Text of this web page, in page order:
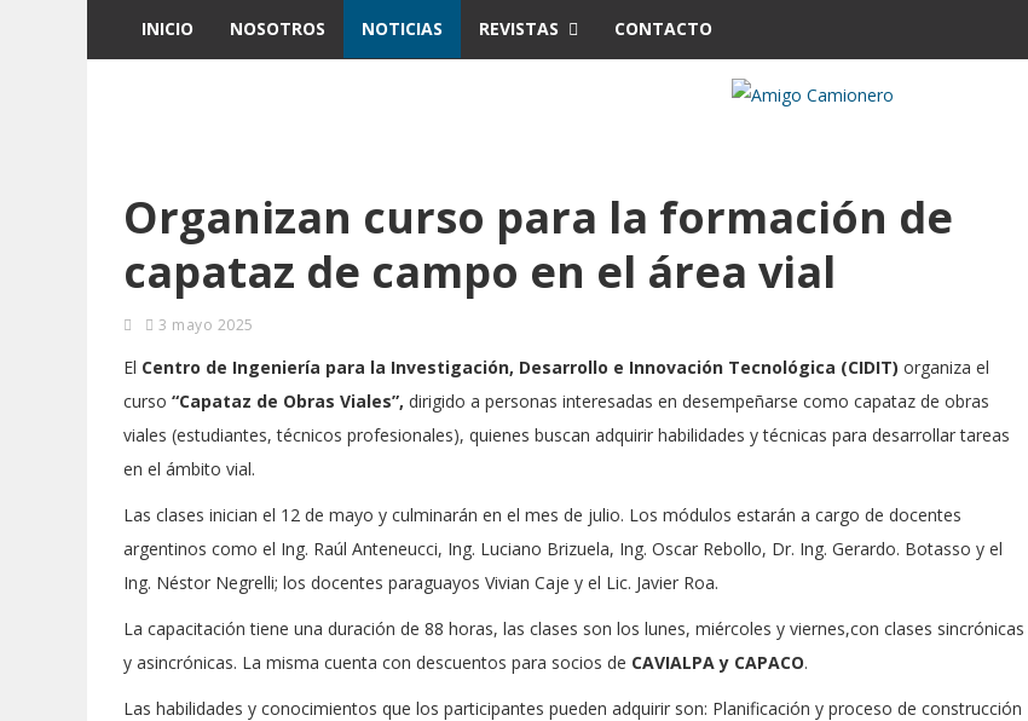
INICIO NOSOTROS NOTICIAS REVISTAS CONTACTO
Organizan curso para la formación de
capataz de campo en el área vial
3 mayo 2025
El Centro de Ingeniería para la Investigación, Desarrollo e Innovación Tecnológica (CIDIT) organiza el
curso “Capataz de Obras Viales”, dirigido a personas interesadas en desempeñarse como capataz de obras
viales (estudiantes, técnicos profesionales), quienes buscan adquirir habilidades y técnicas para desarrollar tareas
en el ámbito vial.
Las clases inician el 12 de mayo y culminarán en el mes de julio. Los módulos estarán a cargo de docentes
argentinos como el Ing. Raúl Anteneucci, Ing. Luciano Brizuela, Ing. Oscar Rebollo, Dr. Ing. Gerardo. Botasso y el
Ing. Néstor Negrelli; los docentes paraguayos Vivian Caje y el Lic. Javier Roa.
La capacitación tiene una duración de 88 horas, las clases son los lunes, miércoles y viernes,con clases sincrónicas
y asincrónicas. La misma cuenta con descuentos para socios de CAVIALPA y CAPACO.
Las habilidades y conocimientos que los participantes pueden adquirir son: Planificación y proceso de construcción